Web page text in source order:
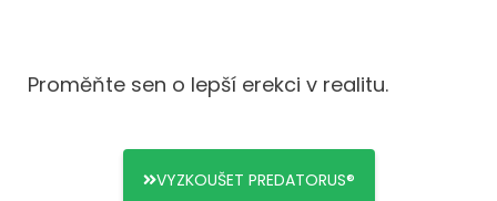
Proměňte sen o lepší erekci v realitu.
VYZKOUŠET PREDATORUS®